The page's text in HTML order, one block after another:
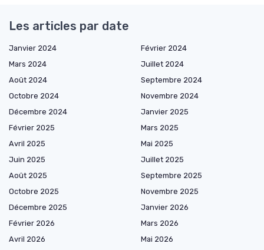
Les articles par date
Janvier 2024
Février 2024
Mars 2024
Juillet 2024
Août 2024
Septembre 2024
Octobre 2024
Novembre 2024
Décembre 2024
Janvier 2025
Février 2025
Mars 2025
Avril 2025
Mai 2025
Juin 2025
Juillet 2025
Août 2025
Septembre 2025
Octobre 2025
Novembre 2025
Décembre 2025
Janvier 2026
Février 2026
Mars 2026
Avril 2026
Mai 2026